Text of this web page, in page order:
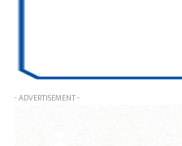
- ADVERTISEMENT -